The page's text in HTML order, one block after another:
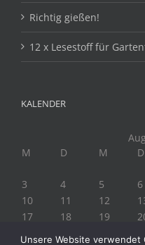
Richtig gießen!
12 x Lesestoff für
KALENDER
M
D M D
3
4 5 6
10
11 12
17
18 19
Unsere Website verwendet